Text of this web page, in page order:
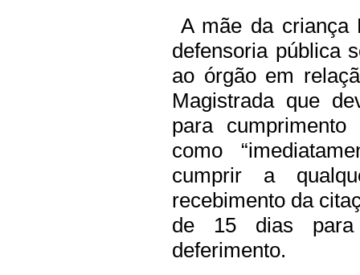
A mãe da criança
defensoria pública
ao órgão em
Magistrada que
para
como
cumprir a
recebimento da
de 15 dias
deferimento.